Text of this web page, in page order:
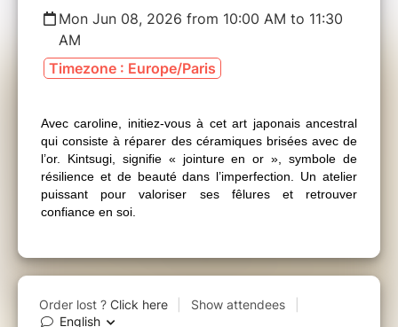
Mon Jun 08, 2026 from 10:00 AM to 11:30
AM
Timezone : Europe/Paris
Avec caroline, initiez-vous à cet art japonais ancestral
qui consiste à réparer des céramiques brisées avec de
l’or. Kintsugi, signifie « jointure en or », symbole de
résilience et de beauté dans l’imperfection. Un atelier
puissant pour valoriser ses fêlures et retrouver
confiance en soi.